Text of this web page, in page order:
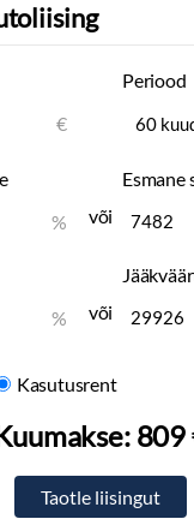
€
Periood
%
või
Esmane
%
või
Kasutusrent
809